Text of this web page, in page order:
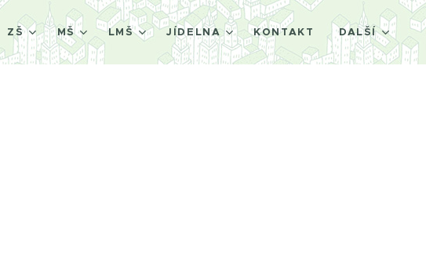
ZŠ MŠ LMŠ JÍDELNA KONTAKT DALŠÍ